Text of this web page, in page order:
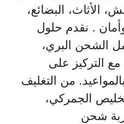
الأثاث، البضائع،
. نقدم حلول
الشحن البري،
التركيز على
من التغليف
الجمركي،
شحن